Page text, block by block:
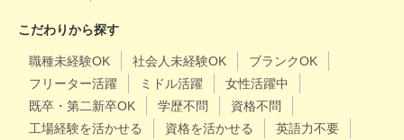
こだわりから探す
職種未経験OK 社会人未経験OK
ブランクOK
フリーター活躍
ミドル活躍
女性活躍中
既卒・第二新卒OK
学歴不問
資格不問
工場経験を活かせる
資格を活かせる
英語力不要